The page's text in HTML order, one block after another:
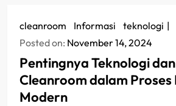
cleanroom Informasi
teknologi
Posted on: November 14, 2024
Pentingnya Teknologi
Cleanroom dalam
Modern